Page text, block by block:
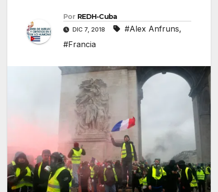
Por REDH-Cuba
DIC 7, 2018 #Alex Anfruns,
#Francia